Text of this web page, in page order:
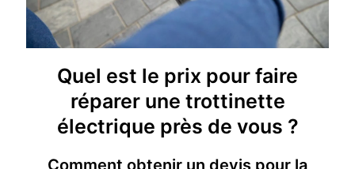
Quel est le prix pour faire
réparer une trottinette
électrique près de vous ?